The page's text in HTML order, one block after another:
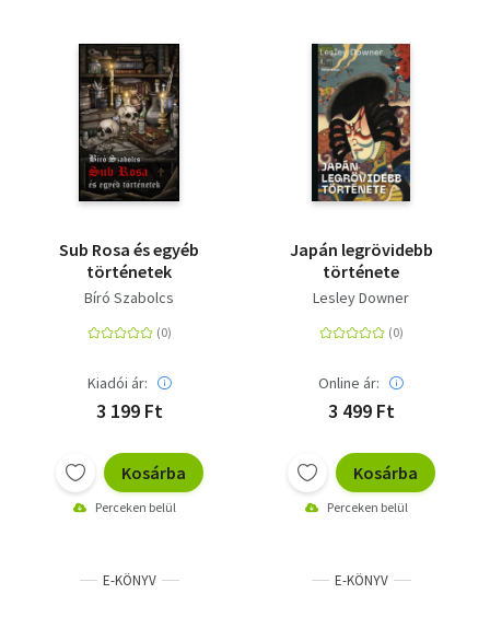
Sub Rosa és egyéb
történetek
Bíró Szabolcs
Kiadói ár:
3 199 Ft
Kosárba
Perceken belül
Japán legrövidebb
története
Lesley Downer
Online ár:
3 499 Ft
Kosárba
Perceken belül
E-KÖNYV E-KÖNYV